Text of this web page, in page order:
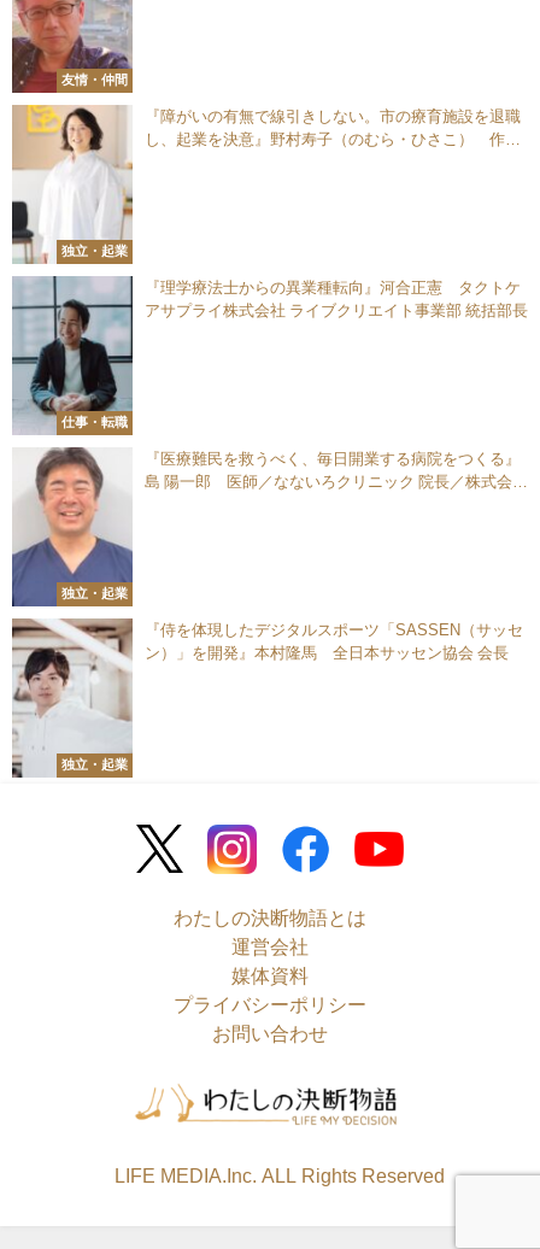
友情・仲間
独立・起業
『障がいの有無で線引きしない。市の療育施設を退職
し、起業を決意』野村寿子（のむら・ひさこ） 作業
仕事・転職
『理学療法士からの異業種転向』河合正憲 タクトケ
アサプライ株式会社 ライブクリエイト事業部 統括部長
独立・起業
『医療難民を救うべく、毎日開業する病院をつくる』
島 陽一郎 医師／なないろクリニック 院長／株式会社
独立・起業
『侍を体現したデジタルスポーツ「SASSEN（サッセ
ン）」を開発』本村隆馬 全日本サッセン協会 会長
わたしの決断物語とは
運営会社
媒体資料
プライバシーポリシー
お問い合わせ
©LIFE MEDIA.Inc. ALL Rights Reserved